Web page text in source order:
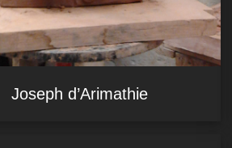
Joseph d’Arimathie